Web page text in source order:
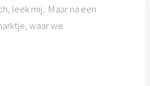
leek mij.. Maar na een
waar we